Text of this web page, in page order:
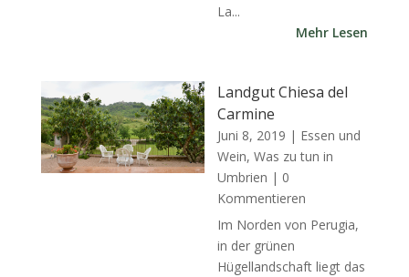
La...
Mehr Lesen
Landgut Chiesa del
Carmine
Juni 8, 2019 | Essen und
Wein,Was zu tun in
Umbrien | 0
Kommentieren
Im Norden von Perugia,
in der grünen
Hügellandschaft liegt das